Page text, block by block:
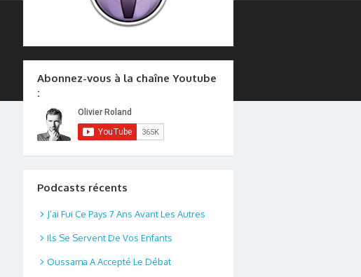
Abonnez-vous à la chaîne Youtube
:
Podcasts récents
J’ai Fui Ce Pays 7 Ans Avant Les Autres
Ils Se Servent De Vos Enfants
Oussama A Accepté Le Débat